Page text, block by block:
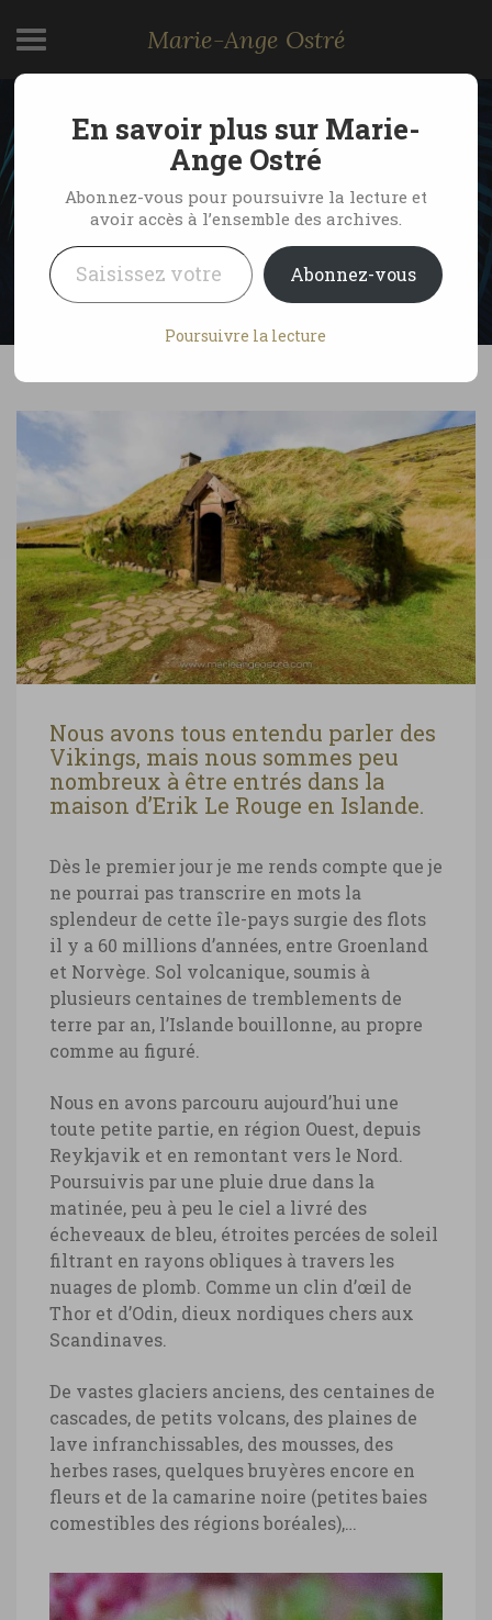
Marie-Ange Ostré
Islande, maison d’Erik Le
Rouge
by Marie-Ange Ostré
4 septembre 2007
1 Comment
Nous avons tous entendu parler des
Vikings, mais nous sommes peu
nombreux à être entrés dans la
maison d’Erik Le Rouge en Islande.
Dès le premier jour je me rends compte que je
ne pourrai pas transcrire en mots la
splendeur de cette île-pays surgie des flots
il y a 60 millions d’années, entre Groenland
et Norvège. Sol volcanique, soumis à
plusieurs centaines de tremblements de
terre par an, l’Islande bouillonne, au propre
comme au figuré.
Nous en avons parcouru aujourd’hui une
toute petite partie, en région Ouest, depuis
Reykjavik et en remontant vers le Nord.
Poursuivis par une pluie drue dans la
matinée, peu à peu le ciel a livré des
écheveaux de bleu, étroites percées de soleil
filtrant en rayons obliques à travers les
nuages de plomb. Comme un clin d’œil de
Thor et d’Odin, dieux nordiques chers aux
Scandinaves.
De vastes glaciers anciens, des centaines de
cascades, de petits volcans, des plaines de
lave infranchissables, des mousses, des
herbes rases, quelques bruyères encore en
fleurs et de la camarine noire (petites baies
comestibles des régions boréales),…
En savoir plus sur Marie-
Ange Ostré
Abonnez-vous pour poursuivre la lecture et
avoir accès à l’ensemble des archives.
Saisissez votre adresse e-mail…
Abonnez-vous
Poursuivre la lecture